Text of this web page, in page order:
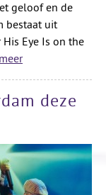
geloof en de
bestaat uit
Eye Is on the
deze